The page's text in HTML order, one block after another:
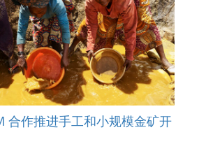
合作推进手工和小规模金矿开